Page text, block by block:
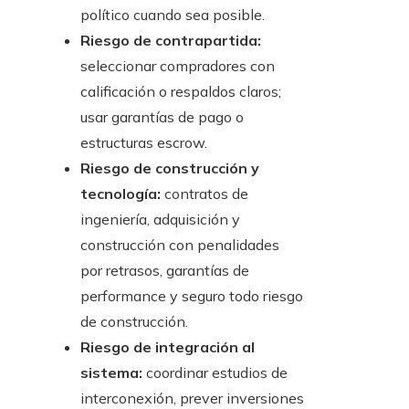
político cuando sea posible.
Riesgo de contrapartida:
seleccionar compradores con
calificación o respaldos claros;
usar garantías de pago o
estructuras escrow.
Riesgo de construcción y
tecnología: contratos de
ingeniería, adquisición y
construcción con penalidades
por retrasos, garantías de
performance y seguro todo riesgo
de construcción.
Riesgo de integración al
sistema: coordinar estudios de
interconexión, prever inversiones